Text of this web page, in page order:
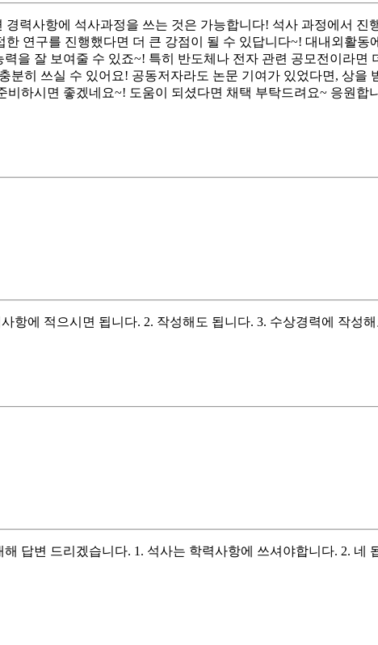
경력사항에 석사과정을 쓰는 것은 가능합니다! 석사 과정에서
한 연구를 진행했다면 더 큰 강점이 될 수 있답니다~! 대내외활
을 잘 보여줄 수 있죠~! 특히 반도체나 전자 관련 공모전이라
분히 쓰실 수 있어요! 공동저자라도 논문 기여가 있었다면, 상
비하시면 좋겠네요~! 도움이 되셨다면 채택 부탁드려요~ 응원합
항에 적으시면 됩니다. 2. 작성해도 됩니다. 3. 수상경력에 작성
답변 드리겠습니다. 1. 석사는 학력사항에 쓰셔야합니다. 2.